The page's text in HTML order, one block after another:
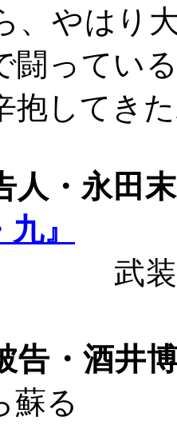
、やはり
闘ってい
抱してき
人・永田
』
武
告・酒井
蘇る